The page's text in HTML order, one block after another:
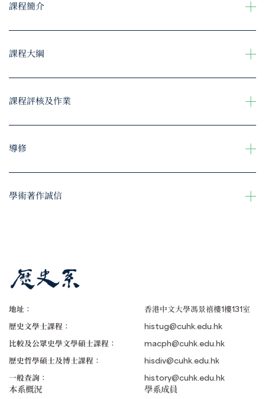
課程簡介
課程大綱
課程評核及作業
導修
學術著作誠信
地址：
香港中文大學馮景禧樓1樓131室
歷史文學士課程：
histug@cuhk.edu.hk
比較及公眾史學文學碩士課程：
macph@cuhk.edu.hk
歷史哲學碩士及博士課程：
hisdiv@cuhk.edu.hk
一般查詢：
history@cuhk.edu.hk
本系概況 學系成員